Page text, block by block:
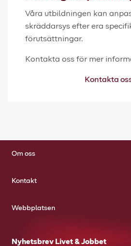
Våra utbildningen kan
skräddarsys efter era
förutsättningar.
Kontakta oss för mer
Kontakta
Om oss
Kontakt
Webbplatsen
Nyhetsbrev Livet & Jobbet